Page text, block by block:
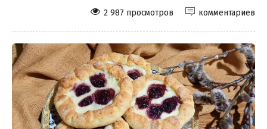
комментариев
2 987 просмотров